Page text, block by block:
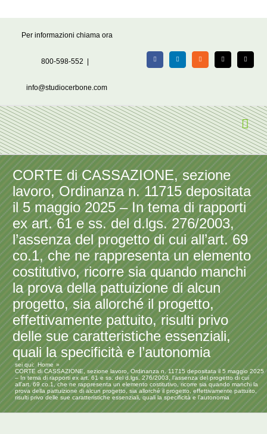
Per informazioni chiama ora
800-598-552
info@studiocerbone.com
FacebookLinkedIn Rss X Email
CORTE di CASSAZIONE, sezione
lavoro, Ordinanza n. 11715 depositata
il 5 maggio 2025 – In tema di rapporti
ex art. 61 e ss. del d.lgs. 276/2003,
l’assenza del progetto di cui all’art. 69
co.1, che ne rappresenta un elemento
costitutivo, ricorre sia quando manchi
la prova della pattuizione di alcun
progetto, sia allorché il progetto,
effettivamente pattuito, risulti privo
delle sue caratteristiche essenziali,
quali la specificità e l’autonomia
sei qui:
Home
CORTE di CASSAZIONE, sezione lavoro, Ordinanza n. 11715 depositata il 5 maggio 2025
– In tema di rapporti ex art. 61 e ss. del d.lgs. 276/2003, l’assenza del progetto di cui
all’art. 69 co.1, che ne rappresenta un elemento costitutivo, ricorre sia quando manchi la
prova della pattuizione di alcun progetto, sia allorché il progetto, effettivamente pattuito,
risulti privo delle sue caratteristiche essenziali, quali la specificità e l’autonomia